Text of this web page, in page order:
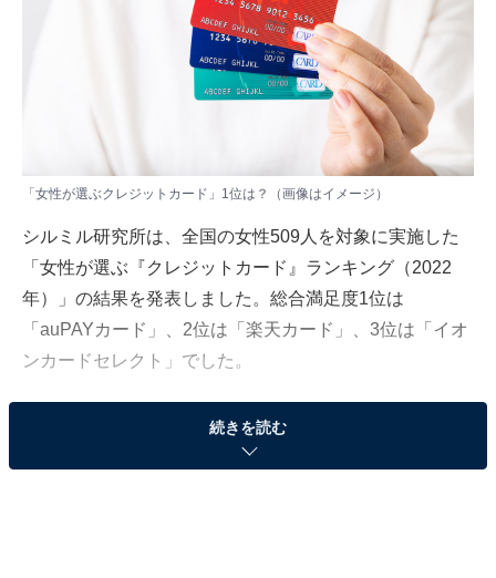
「女性が選ぶクレジットカード」1位は？（画像はイメージ）
シルミル研究所は、全国の女性509人を対象に実施した
「女性が選ぶ『クレジットカード』ランキング（2022
年）」の結果を発表しました。総合満足度1位は
「auPAYカード」、2位は「楽天カード」、3位は「イオ
ンカードセレクト」でした。
記事本文では、利用率や還元率といった項目別の結果も
紹介します。
続きを読む